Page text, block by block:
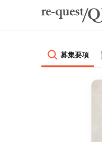
募集要項